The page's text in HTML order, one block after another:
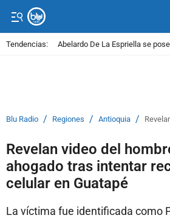
Tendencias: Abelardo De La Espriella se
Blu Radio / Regiones / Antioquia /
Revelan video del
ahogado tras intentar
celular en Guatapé
La víctima fue identificada como